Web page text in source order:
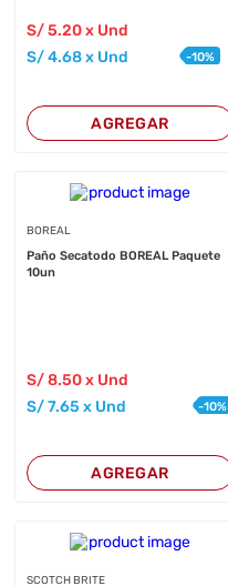
S/5.20 x Und
S/4.68 x Und -10%
AGREGAR
BOREAL
Paño Secatodo BOREAL Paquete
10un
S/8.50 x Und
S/7.65 x Und -10%
AGREGAR
SCOTCH BRITE